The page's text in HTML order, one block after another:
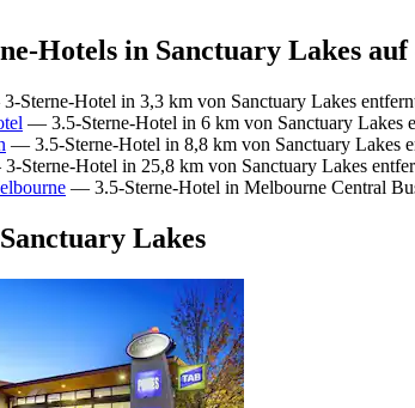
Hotels in Sanctuary Lakes
Sterne-Hotel in 3,3 km von Sanctuary Lakes
— 3.5-Sterne-Hotel in 6 km von Sanctuary Lakes
— 3.5-Sterne-Hotel in 8,8 km von Sanctuary Lakes
Sterne-Hotel in 25,8 km von Sanctuary Lakes
— 3.5-Sterne-Hotel in Melbourne Central
Lakes